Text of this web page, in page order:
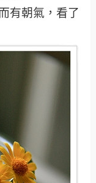
有朝氣，看了